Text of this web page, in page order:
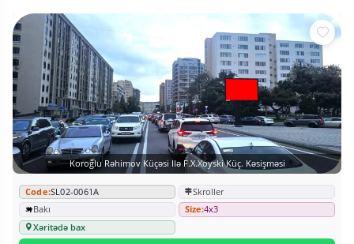
Koroğlu Rəhimov Küçəsi Ilə F.X.Xoyski Küç. Kəsişməsi
Code:SL02-0061A
Skroller
Bakı
Size:4x3
Xəritədə bax